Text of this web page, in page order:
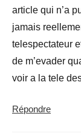
article qui n’a
jamais
telespectateur
de m’evader
voir a la tele
Répondre